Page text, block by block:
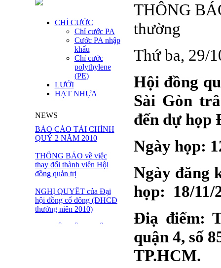
CHỈ CƯỚC
Chỉ cước PA
Cước PA nhập
khẩu
Chỉ cước
polythylene
(PE)
LƯỚI
HẠT NHỰA
NEWS
BÁO CÁO TÀI CHÍNH
QUÝ 2 NĂM 2010
THÔNG BÁO về việc
thay đổi thành viên Hội
đồng quản trị
NGHỊ QUYẾT của Đại
hội đồng cổ đông (ĐHCĐ
thường niên 2010)
THÔNG
thường
Thứ ba, 29/
Hội đồng
Sài Gòn
đến dự họp
Ngày họp:
Ngày đăng
họp: 18/11/
Điạ điểm:
quận 4, số
TP.HCM.